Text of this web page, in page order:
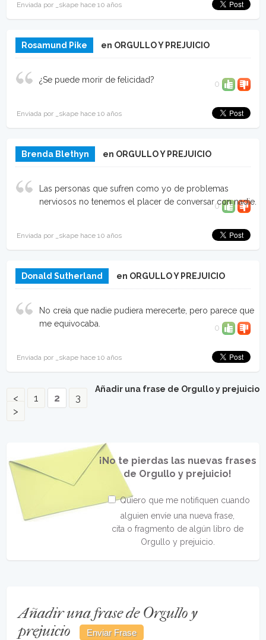
Enviada por _skape hace 10 años
Rosamund Pike en ORGULLO Y PREJUICIO
¿Se puede morir de felicidad? 0
Enviada por _skape hace 10 años
Brenda Blethyn en ORGULLO Y PREJUICIO
Las personas que sufren como yo de problemas
nerviosos no tenemos el placer de conversar con nadie.
0
Enviada por _skape hace 10 años
Donald Sutherland en ORGULLO Y PREJUICIO
No creía que nadie pudiera merecerte, pero parece que
me equivocaba.
0
Enviada por _skape hace 10 años
Añadir una frase de Orgullo y prejuicio
< 1 2
3
>
¡No te pierdas las nuevas frases
de Orgullo y prejuicio!
Quiero que me notifiquen cuando
alguien envíe una nueva frase,
cita o fragmento de algún libro de
Orgullo y prejuicio.
Añadir una frase de Orgullo y
prejuicio